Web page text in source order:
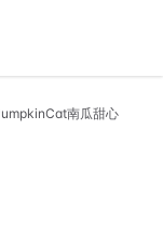
南瓜甜心